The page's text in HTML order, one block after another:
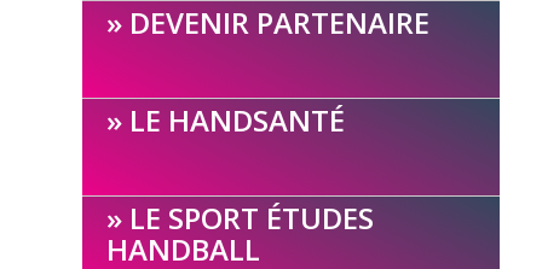
DEVENIR PARTENAIRE
LE HANDSANTÉ
LE SPORT ÉTUDES
HANDBALL